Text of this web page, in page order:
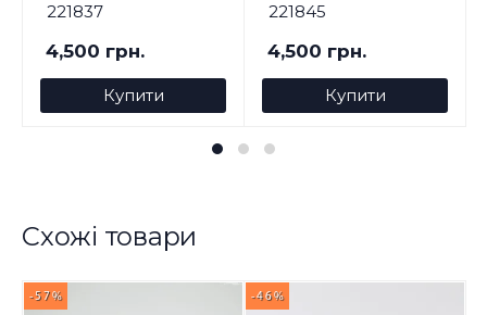
221837
4,500 грн.
Купити
221845
4,500 грн.
Купити
Схожі товари
-57% -46%